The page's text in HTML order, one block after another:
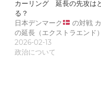
カーリング 延長の先攻は
る？
日本デンマーク
の対戦
の延長（エクストラエンド
2026-02-13
政治について